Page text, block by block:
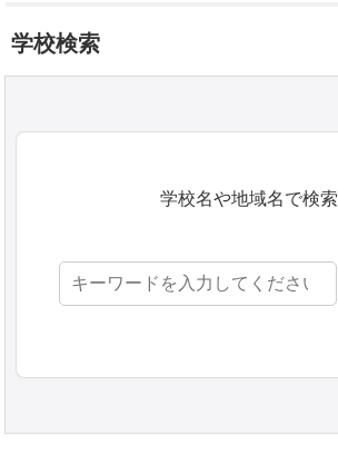
学校検索
学校名や地域名で検索
検